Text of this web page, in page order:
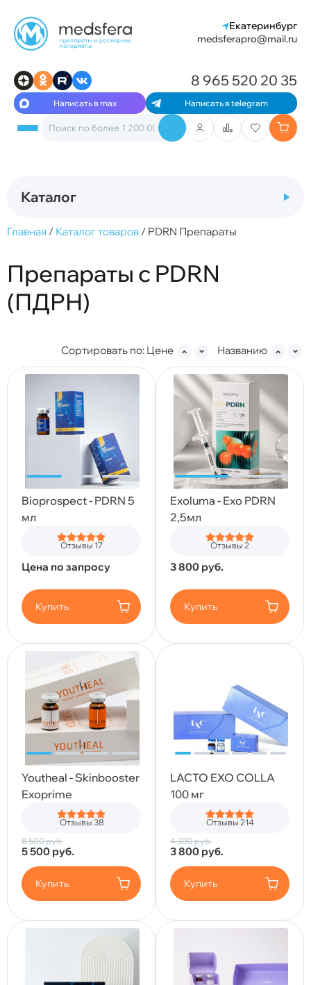
Екатеринбург
medsferapro@mail.ru
Написать в max Написать в telegram
8 965 520 20 35
Каталог
Главная / Каталог товаров / PDRN Препараты
Препараты с PDRN
(ПДРН)
Сортировать по: Цене Названию
Bioprospect - PDRN 5
мл
Отзывы 17
Цена по запросу
Купить
Exoluma - Exo PDRN
2,5мл
Отзывы 2
3 800 руб.
Купить
Youtheal - Skinbooster
Exoprime
Отзывы 38
8 500руб.
5 500 руб.
Купить
LACTO EXO COLLA
100 мг
Отзывы 214
4 300руб.
3 800 руб.
Купить